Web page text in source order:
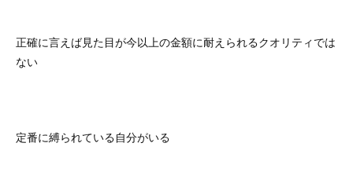
正確に言えば見た目が今以上の金額に耐えられるクオリティでは
ない
定番に縛られている自分がいる